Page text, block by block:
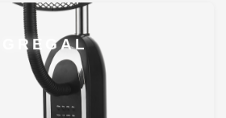
GREGAL